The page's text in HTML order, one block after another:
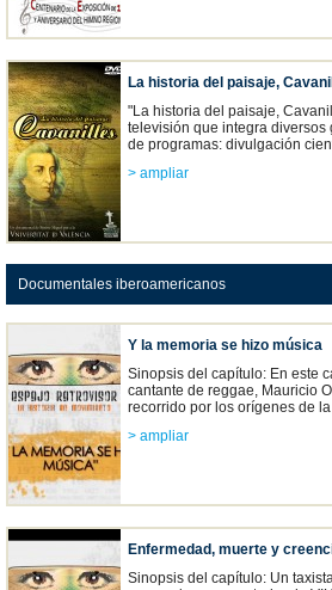
La historia del paisaje,
"La historia del paisaje,
televisión que integra
de programas: divulgación
> ampliar
Documentales iberoamericanos
Y la memoria se hizo música
Sinopsis del capítulo: En este
cantante de reggae, Mauricio
recorrido por los orígenes de
> ampliar
Enfermedad, muerte y
Sinopsis del capítulo: Un